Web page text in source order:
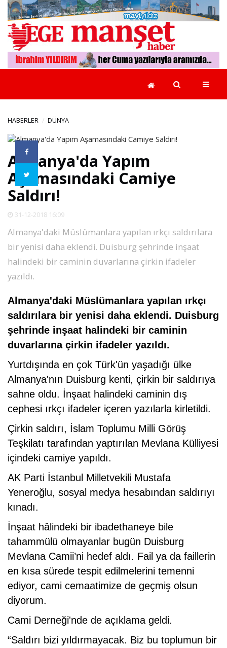
GÜNCEL
YÖNETİMLER
EKONOMİ
POLİTİKA
VİDEO
GALERİ
YAZARLAR
RESMİ
HABERLER DÜNYA
Almanya'da Yapım
Aşamasındaki Camiye
Saldırı!
31-12-2018 16:09
Almanya'daki Müslümanlara yapılan ırkçı saldırılara
bir yenisi daha eklendi. Duisburg şehrinde inşaat
halindeki bir caminin duvarlarına çirkin ifadeler
yazıldı.
Almanya'daki Müslümanlara yapılan ırkçı
saldırılara bir yenisi daha eklendi. Duisburg
şehrinde inşaat halindeki bir caminin
duvarlarına çirkin ifadeler yazıldı.
Yurtdışında en çok Türk'ün yaşadığı ülke
Almanya'nın Duisburg kenti, çirkin bir saldırıya
sahne oldu. İnşaat halindeki caminin dış
cephesi ırkçı ifadeler içeren yazılarla kirletildi.
Çirkin saldırı, İslam Toplumu Milli Görüş
Teşkilatı tarafından yaptırılan Mevlana Külliyesi
içindeki camiye yapıldı.
AK Parti İstanbul Milletvekili Mustafa
Yeneroğlu, sosyal medya hesabından saldırıyı
kınadı.
İnşaat hâlindeki bir ibadethaneye bile
tahammülü olmayanlar bugün Duisburg
Mevlana Camii’ni hedef aldı. Fail ya da faillerin
en kısa sürede tespit edilmelerini temenni
ediyor, cami cemaatimize de geçmiş olsun
diyorum.
Cami Derneği'nde de açıklama geldi.
“Saldırı bizi yıldırmayacak. Biz bu toplumun bir